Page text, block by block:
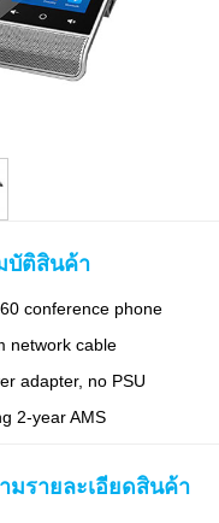
ติสินค้า
conference phone
network cable
adapter, no PSU
2-year AMS
มรายละเอียดสินค้า